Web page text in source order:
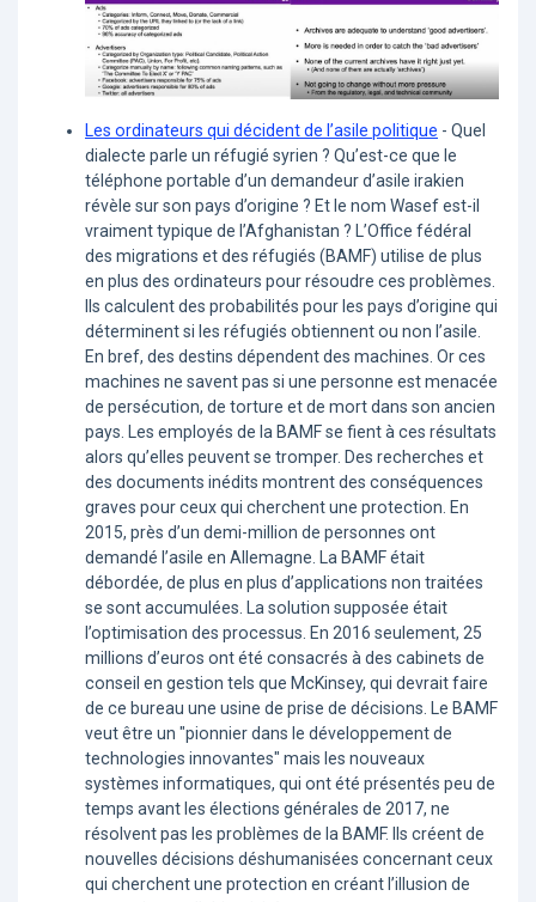
Les ordinateurs qui décident de l’asile politique - Quel
dialecte parle un réfugié syrien ? Qu’est-ce que le
téléphone portable d’un demandeur d’asile irakien
révèle sur son pays d’origine ? Et le nom Wasef est-il
vraiment typique de l’Afghanistan ? L’Office fédéral
des migrations et des réfugiés (BAMF) utilise de plus
en plus des ordinateurs pour résoudre ces problèmes.
Ils calculent des probabilités pour les pays d’origine qui
déterminent si les réfugiés obtiennent ou non l’asile.
En bref, des destins dépendent des machines. Or ces
machines ne savent pas si une personne est menacée
de persécution, de torture et de mort dans son ancien
pays. Les employés de la BAMF se fient à ces résultats
alors qu’elles peuvent se tromper. Des recherches et
des documents inédits montrent des conséquences
graves pour ceux qui cherchent une protection. En
2015, près d’un demi-million de personnes ont
demandé l’asile en Allemagne. La BAMF était
débordée, de plus en plus d’applications non traitées
se sont accumulées. La solution supposée était
l’optimisation des processus. En 2016 seulement, 25
millions d’euros ont été consacrés à des cabinets de
conseil en gestion tels que McKinsey, qui devrait faire
de ce bureau une usine de prise de décisions. Le BAMF
veut être un "pionnier dans le développement de
technologies innovantes" mais les nouveaux
systèmes informatiques, qui ont été présentés peu de
temps avant les élections générales de 2017, ne
résolvent pas les problèmes de la BAMF. Ils créent de
nouvelles décisions déshumanisées concernant ceux
qui cherchent une protection en créant l’illusion de